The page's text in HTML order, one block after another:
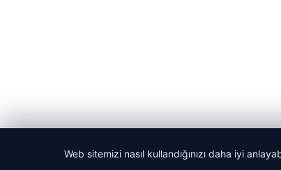
© 2026 Habercin – Güncel Haberler
Web sitemizi nasıl kullandığınızı daha iyi